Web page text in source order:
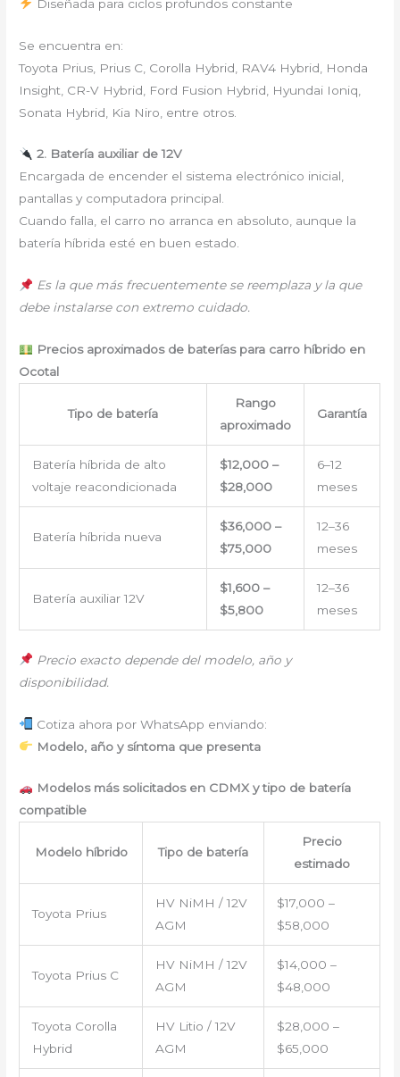
Diseñada para ciclos profundos constante
Se encuentra en:
Toyota Prius, Prius C, Corolla Hybrid, RAV4 Hybrid, Honda
Insight, CR-V Hybrid, Ford Fusion Hybrid, Hyundai Ioniq,
Sonata Hybrid, Kia Niro, entre otros.
2. Batería auxiliar de 12V
Encargada de encender el sistema electrónico inicial,
pantallas y computadora principal.
Cuando falla, el carro no arranca en absoluto, aunque la
batería híbrida esté en buen estado.
Es la que más frecuentemente se reemplaza y la que
debe instalarse con extremo cuidado.
Precios aproximados de baterías para carro híbrido en
Ocotal
Tipo de batería
Rango
aproximado
Garantía
Batería híbrida de alto
voltaje reacondicionada
$12,000 –
$28,000
6–12
meses
Batería híbrida nueva
$36,000 –
$75,000
12–36
meses
Batería auxiliar 12V
$1,600 –
$5,800
12–36
meses
Precio exacto depende del modelo, año y
disponibilidad.
Cotiza ahora por WhatsApp enviando:
Modelo, año y síntoma que presenta
Modelos más solicitados en CDMX y tipo de batería
compatible
Modelo híbrido Tipo de batería
Precio
estimado
Toyota Prius
HV NiMH / 12V
AGM
$17,000 –
$58,000
Toyota Prius C
HV NiMH / 12V
AGM
$14,000 –
$48,000
Toyota Corolla
Hybrid
HV Litio / 12V
AGM
$28,000 –
$65,000